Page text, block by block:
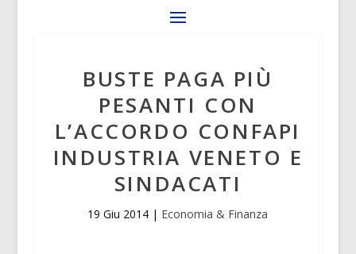
BUSTE PAGA PIÙ
PESANTI CON
L’ACCORDO CONFAPI
INDUSTRIA VENETO E
SINDACATI
19 Giu 2014 | Economia & Finanza